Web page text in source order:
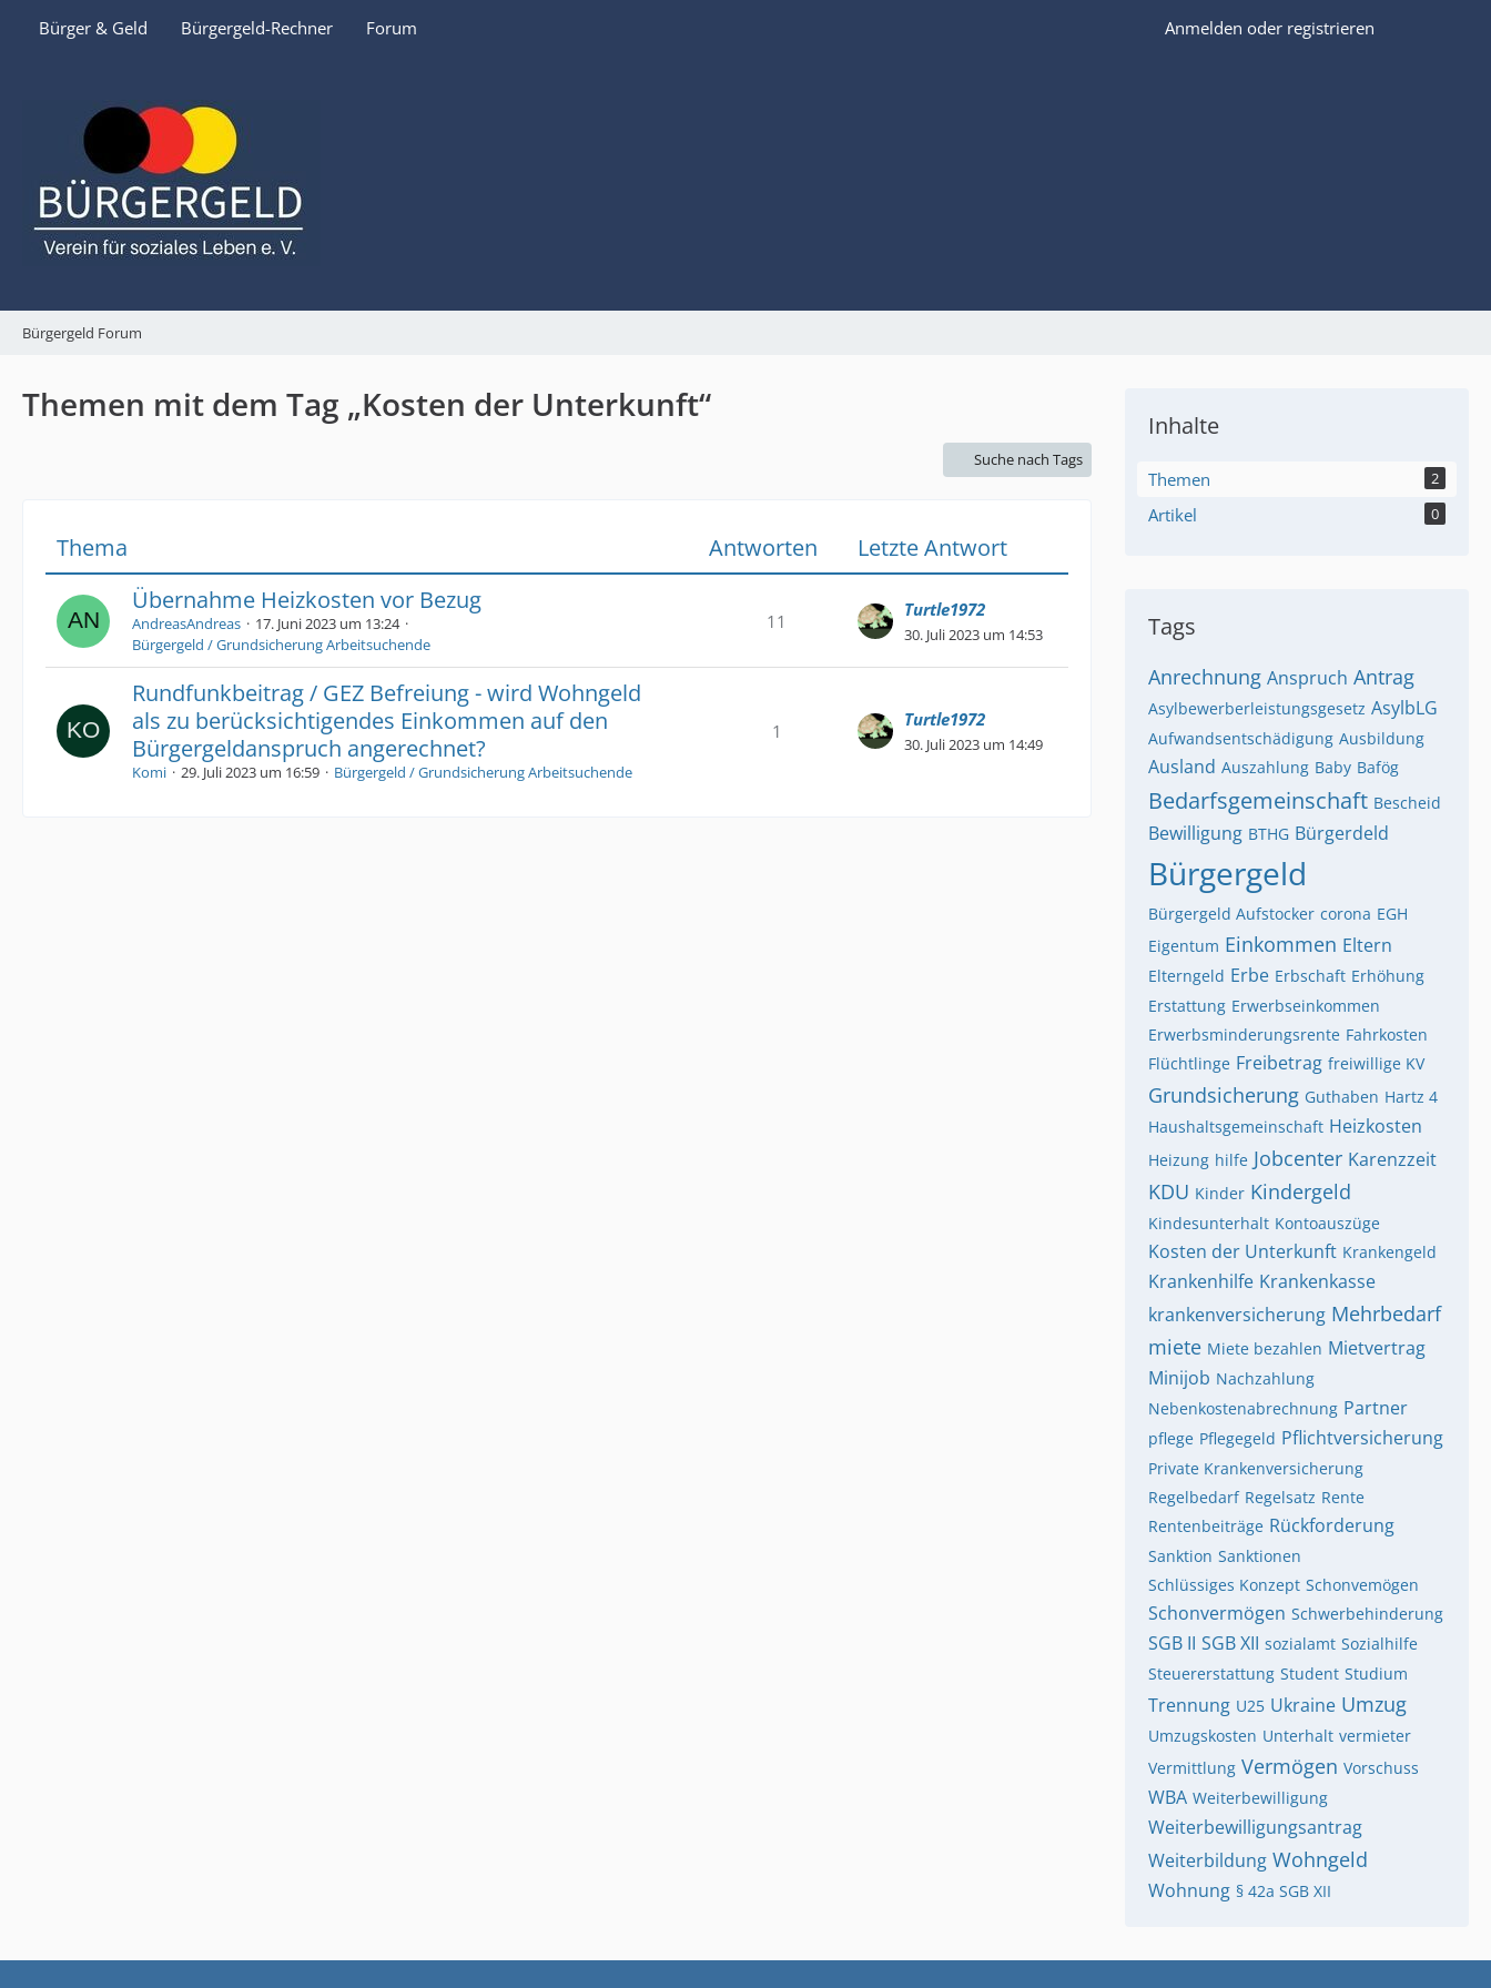
Bürger & Geld Bürgergeld-Rechner Forum Anmelden oder registrieren
Bürgergeld Forum
Themen mit dem Tag „Kosten der Unterkunft“
Suche nach Tags
Thema Antworten
Letzte Antwort
Übernahme Heizkosten vor Bezug
AndreasAndreas
17. Juni 2023 um 13:24
Bürgergeld / Grundsicherung Arbeitsuchende
11
Turtle1972
30. Juli 2023 um 14:53
Rundfunkbeitrag / GEZ Befreiung - wird Wohngeld
als zu berücksichtigendes Einkommen auf den
Bürgergeldanspruch angerechnet?
Komi 29. Juli 2023 um 16:59 Bürgergeld / Grundsicherung Arbeitsuchende
1
Turtle1972
30. Juli 2023 um 14:49
Inhalte
Themen 2
Artikel 0
Tags
Anrechnung Anspruch Antrag
Asylbewerberleistungsgesetz AsylbLG
Aufwandsentschädigung Ausbildung
Ausland Auszahlung Baby Bafög
Bedarfsgemeinschaft Bescheid
Bewilligung BTHG Bürgerdeld
Bürgergeld
Bürgergeld Aufstocker corona EGH
Eigentum Einkommen Eltern
Elterngeld Erbe Erbschaft Erhöhung
Erstattung Erwerbseinkommen
Erwerbsminderungsrente Fahrkosten
Flüchtlinge Freibetrag freiwillige KV
Grundsicherung Guthaben Hartz 4
Haushaltsgemeinschaft Heizkosten
Heizung hilfe Jobcenter Karenzzeit
KDU Kinder Kindergeld
Kindesunterhalt Kontoauszüge
Kosten der Unterkunft Krankengeld
Krankenhilfe Krankenkasse
krankenversicherung Mehrbedarf
miete Miete bezahlen Mietvertrag
Minijob Nachzahlung
Nebenkostenabrechnung Partner
pflege Pflegegeld Pflichtversicherung
Private Krankenversicherung
Regelbedarf Regelsatz Rente
Rentenbeiträge Rückforderung
Sanktion Sanktionen
Schlüssiges Konzept Schonvemögen
Schonvermögen Schwerbehinderung
SGB II SGB XII sozialamt Sozialhilfe
Steuererstattung Student Studium
Trennung U25 Ukraine Umzug
Umzugskosten Unterhalt vermieter
Vermittlung Vermögen Vorschuss
WBA Weiterbewilligung
Weiterbewilligungsantrag
Weiterbildung Wohngeld
Wohnung § 42a SGB XII